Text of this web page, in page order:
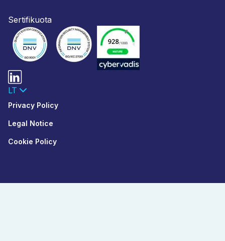
Sertifikuota
LT
Privacy Policy
Legal Notice
Cookie Policy